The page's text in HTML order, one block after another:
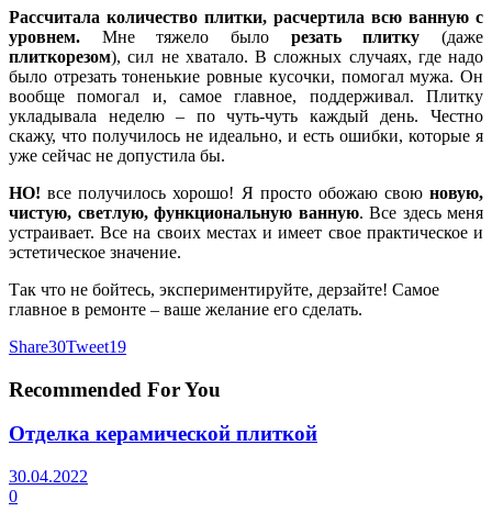
Рассчитала количество плитки, расчертила всю ванную с
уровнем. Мне тяжело было резать плитку (даже
плиткорезом), сил не хватало. В сложных случаях, где надо
было отрезать тоненькие ровные кусочки, помогал мужа. Он
вообще помогал и, самое главное, поддерживал. Плитку
укладывала неделю – по чуть-чуть каждый день. Честно
скажу, что получилось не идеально, и есть ошибки, которые я
уже сейчас не допустила бы.
НО! все получилось хорошо! Я просто обожаю свою новую,
чистую, светлую, функциональную ванную. Все здесь меня
устраивает. Все на своих местах и имеет свое практическое и
эстетическое значение.
Так что не бойтесь, экспериментируйте, дерзайте! Самое
главное в ремонте – ваше желание его сделать.
Share30Tweet19
Recommended For You
Отделка керамической плиткой
30.04.2022
0